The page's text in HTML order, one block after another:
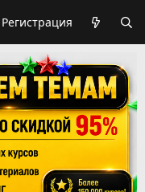
Регистрация